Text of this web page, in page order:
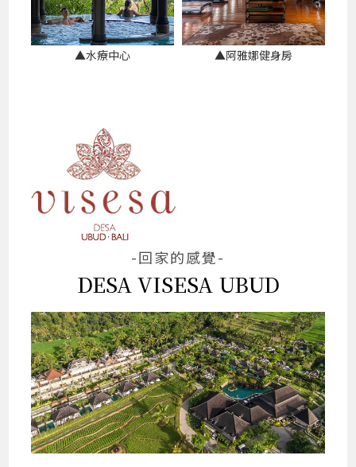
▲水療中心 ▲阿雅娜健身房
-回家的感覺-
DESA VISESA UBUD